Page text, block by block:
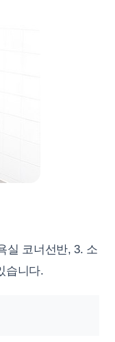
실 코너선반, 3. 소
습니다.